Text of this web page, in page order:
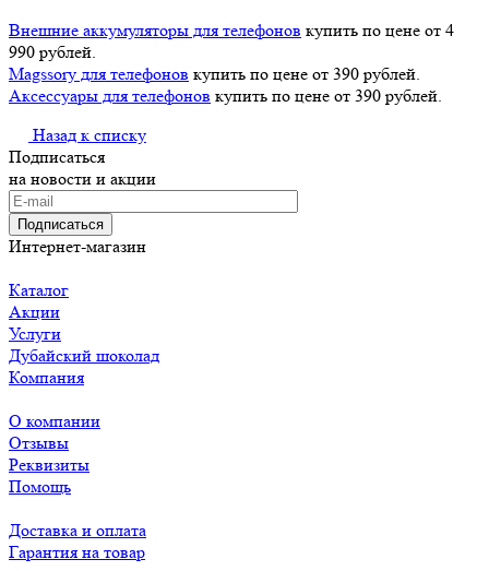
Внешние аккумуляторы для телефонов купить по цене от 4
990 рублей.
Magssory для телефонов купить по цене от 390 рублей.
Аксессуары для телефонов купить по цене от 390 рублей.
Назад к списку
Подписаться
на новости и акции
Подписаться
Интернет-магазин
Каталог
Акции
Услуги
Дубайский шоколад
Компания
О компании
Отзывы
Реквизиты
Помощь
Доставка и оплата
Гарантия на товар